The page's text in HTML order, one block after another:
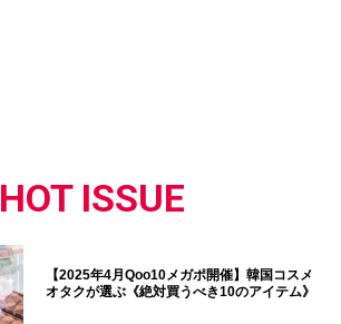
HOT ISSUE
【2025年4月Qoo10メガポ開催】韓国コスメ
オタクが選ぶ《絶対買うべき10のアイテム》